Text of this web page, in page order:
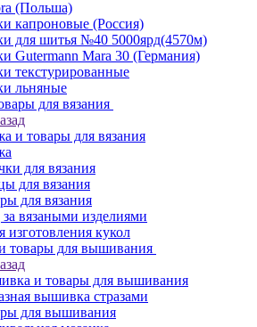
(Польша)
капроновые (Россия)
для шитья №40 5000ярд(4570м)
Gutermann Mara 30 (Германия)
текстурированные
льняные
для вязания
и товары для вязания
для вязания
для вязания
для вязания
за вязаными изделиями
изготовления кукол
товары для вышивания
и товары для вышивания
вышивка стразами
для вышивания